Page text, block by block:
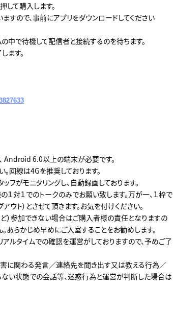
して購入します。
ので、事前にアプリをダウンロードしてください
中で待機して配信者と接続するのを待ちます。
ます。
Android 6.0以上の端末が必要です。
回線は4Gを推奨しております。
フがモニタリングし、自動録画しております。
対１でのトークのみでお願い致します。万が一、１枠で
ト）とさせて頂きます。お気を付けください。
）参加できない場合はご購入者様の責任となりますの
あらかじめ早めにご入室することをお勧めします。
ルタイムでの確認を運営がしておりますので、予めご了
に関わる発言／連絡先を聞き出す又は教える行為／
い状態での会話等、迷惑行為と運営が判断した場合は